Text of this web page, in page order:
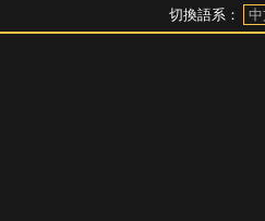
切換語系： 中